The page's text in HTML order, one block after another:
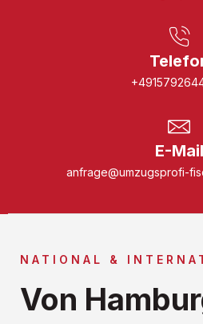
E-Mail
anfrage@umzugsprofi-
NATIONAL &
Von